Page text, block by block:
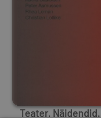
Teater. Näidendid.